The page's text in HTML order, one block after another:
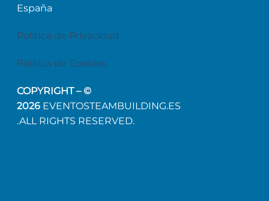
España
Política de Privacidad
Política de Cookies
COPYRIGHT – ©
2026EVENTOSTEAMBUILDING.ES
.ALL RIGHTS RESERVED.